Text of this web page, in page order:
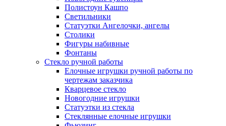
Полистоун Кашпо
Светильники
Статуэтки Ангелочки, ангелы
Столики
Фигуры набивные
Фонтаны
Стекло ручной работы
Елочные игрушки ручной работы по
чертежам заказчика
Кварцевое стекло
Новогодние игрушки
Статуэтки из стекла
Стеклянные елочные игрушки